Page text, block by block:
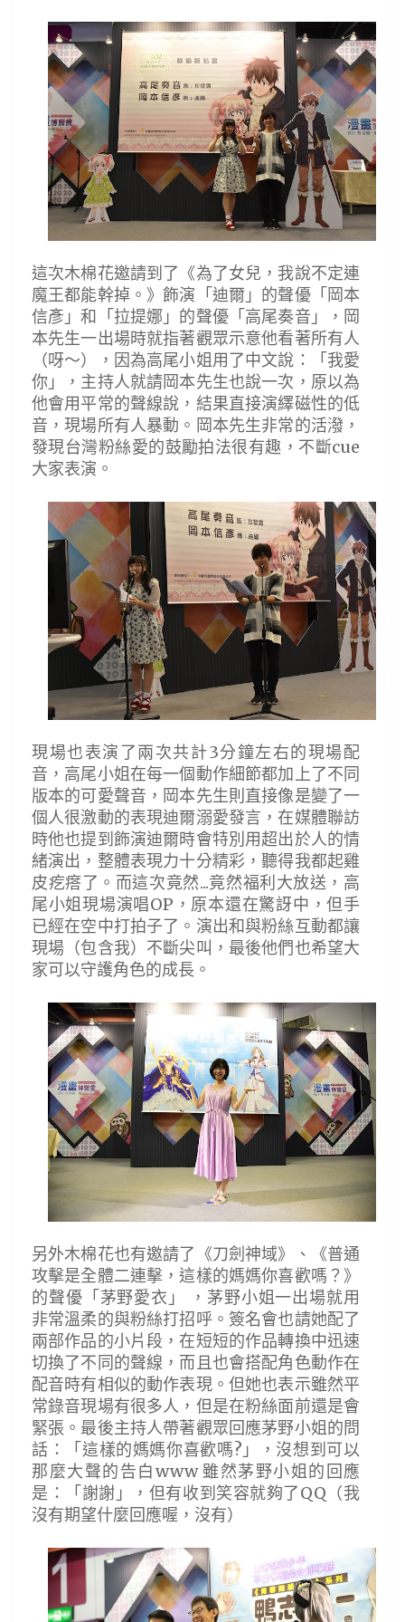
這次木棉花邀請到了《為了女兒，我說不定連
魔王都能幹掉。》飾演「迪爾」的聲優「岡本
信彥」和「拉提娜」的聲優「高尾奏音」，岡
本先生一出場時就指著觀眾示意他看著所有人
（呀～），因為高尾小姐用了中文說：「我愛
你」，主持人就請岡本先生也說一次，原以為
他會用平常的聲線說，結果直接演繹磁性的低
音，現場所有人暴動。岡本先生非常的活潑，
發現台灣粉絲愛的鼓勵拍法很有趣，不斷cue
大家表演。
現場也表演了兩次共計3分鐘左右的現場配
音，高尾小姐在每一個動作細節都加上了不同
版本的可愛聲音，岡本先生則直接像是變了一
個人很激動的表現迪爾溺愛發言，在媒體聯訪
時他也提到飾演迪爾時會特別用超出於人的情
緒演出，整體表現力十分精彩，聽得我都起雞
皮疙瘩了。而這次竟然...竟然福利大放送，高
尾小姐現場演唱OP，原本還在驚訝中，但手
已經在空中打拍子了。演出和與粉絲互動都讓
現場（包含我）不斷尖叫，最後他們也希望大
家可以守護角色的成長。
另外木棉花也有邀請了《刀劍神域》、《普通
攻擊是全體二連擊，這樣的媽媽你喜歡嗎？》
的聲優「茅野愛衣」 ，茅野小姐一出場就用
非常溫柔的與粉絲打招呼。簽名會也請她配了
兩部作品的小片段，在短短的作品轉換中迅速
切換了不同的聲線，而且也會搭配角色動作在
配音時有相似的動作表現。但她也表示雖然平
常錄音現場有很多人，但是在粉絲面前還是會
緊張。最後主持人帶著觀眾回應茅野小姐的問
話：「這樣的媽媽你喜歡嗎?」，沒想到可以
那麼大聲的告白www 雖然茅野小姐的回應
是：「謝謝」，但有收到笑容就夠了QQ（我
沒有期望什麼回應喔，沒有）